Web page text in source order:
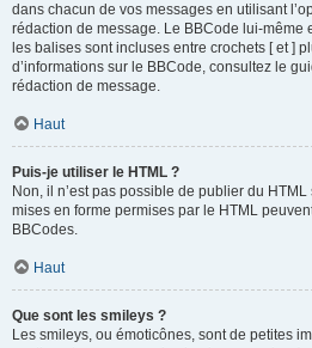
dans chacun de vos messages en utilisant
rédaction de message. Le BBCode lui-même
les balises sont incluses entre crochets [ et ]
d’informations sur le BBCode, consultez le
rédaction de message.
Haut
Puis-je utiliser le HTML ?
Non, il n’est pas possible de publier du
mises en forme permises par le HTML
BBCodes.
Haut
Que sont les smileys ?
Les smileys, ou émoticônes, sont de petites